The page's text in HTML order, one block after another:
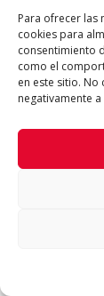
Para ofrecer las
cookies para
consentimiento
como el
en este sitio.
negativamente